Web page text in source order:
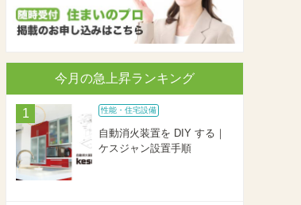
今月の急上昇ランキング
性能・住宅設備
自動消火装置を DIY する｜
ケスジャン設置手順